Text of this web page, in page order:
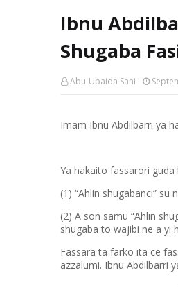
Ibnu
Shugaba
Abu-Ubaida Sani
Imam Ibnu Abdilbarri ya
Ya hakaito fassarori guda
(1) “Ahlin shugabanci” su
(2) A son samu “Ahlin
shugaba to wajibi ne a yi
Fassara ta farko ita ce
azzalumi. Ibnu Abdilbarri